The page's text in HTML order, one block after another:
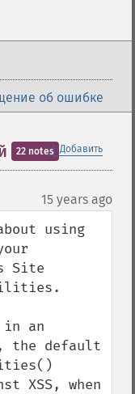
об ошибке
＋Добавить
22 notes
15 years ago
using
Site
in an
the default
XSS, when